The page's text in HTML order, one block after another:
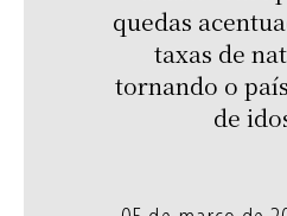
quedas
taxas de
tornando o
de